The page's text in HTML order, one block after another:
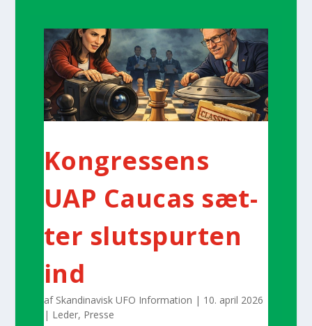
Kon­gres­sens
UAP Caucas sæt­
ter slut­spur­ten
ind
af Skandinavisk UFO Information | 10. april 2026
| Leder, Pres­se